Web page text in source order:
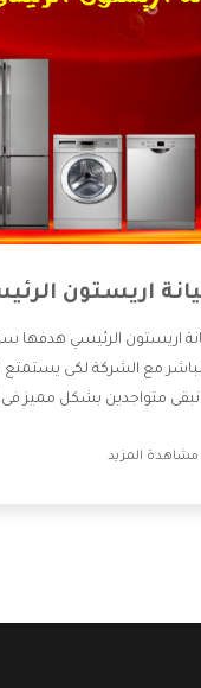
اريستون
اريستون الرئيسي هدفها
مع الشركة لكى يستمتع
نبقى متواجدين بشكل مميز
التى تنفرد الشركة بها
مشاهدة المزيد